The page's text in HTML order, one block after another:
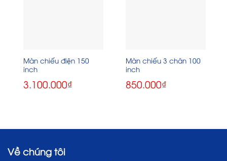
Màn chiếu điện 150
inch
3.100.000₫
Màn chiếu 3 chân 100
inch
850.000₫
Về chúng tôi